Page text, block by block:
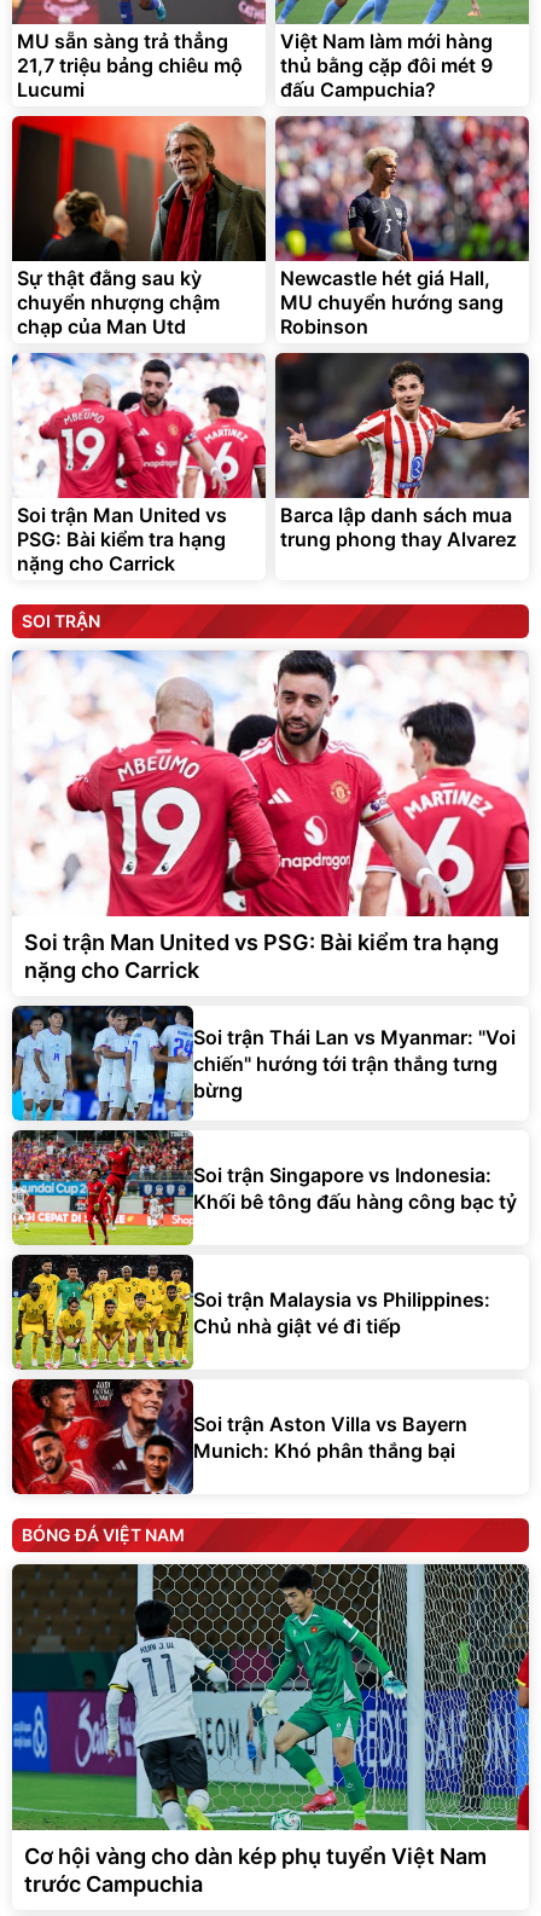
MU sẵn sàng trả thẳng
21,7 triệu bảng chiêu mộ
Lucumi
Việt Nam làm mới hàng
thủ bằng cặp đôi mét 9
đấu Campuchia?
Sự thật đằng sau kỳ
chuyển nhượng chậm
chạp của Man Utd
Newcastle hét giá Hall,
MU chuyển hướng sang
Robinson
Soi trận Man United vs
PSG: Bài kiểm tra hạng
nặng cho Carrick
Barca lập danh sách mua
trung phong thay Alvarez
SOI TRẬN
Soi trận Man United vs PSG: Bài kiểm tra hạng
nặng cho Carrick
Soi trận Thái Lan vs Myanmar: "Voi
chiến" hướng tới trận thắng tưng
bừng
Soi trận Singapore vs Indonesia:
Khối bê tông đấu hàng công bạc tỷ
Soi trận Malaysia vs Philippines:
Chủ nhà giật vé đi tiếp
Soi trận Aston Villa vs Bayern
Munich: Khó phân thắng bại
BÓNG ĐÁ VIỆT NAM
Cơ hội vàng cho dàn kép phụ tuyển Việt Nam
trước Campuchia